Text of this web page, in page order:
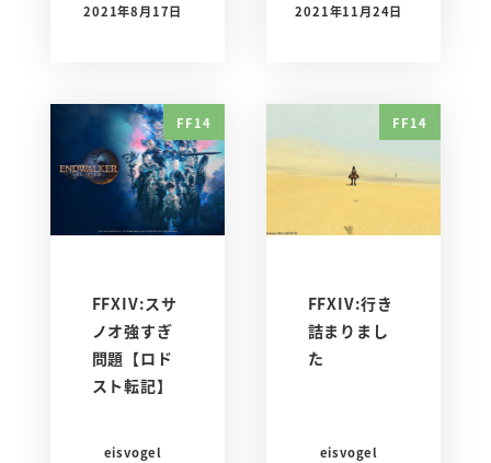
2021年8月17日
2021年11月24日
FF14
FFXIV:スサ
ノオ強すぎ
問題【ロド
スト転記】
eisvogel
FF14
FFXIV:行き
詰まりまし
た
eisvogel